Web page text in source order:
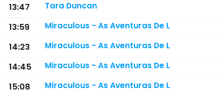
13:47 Tara Duncan
13:59 Miraculous - As Aventuras De L
14:23 Miraculous - As Aventuras De L
14:45 Miraculous - As Aventuras De L
15:08 Miraculous - As Aventuras De L